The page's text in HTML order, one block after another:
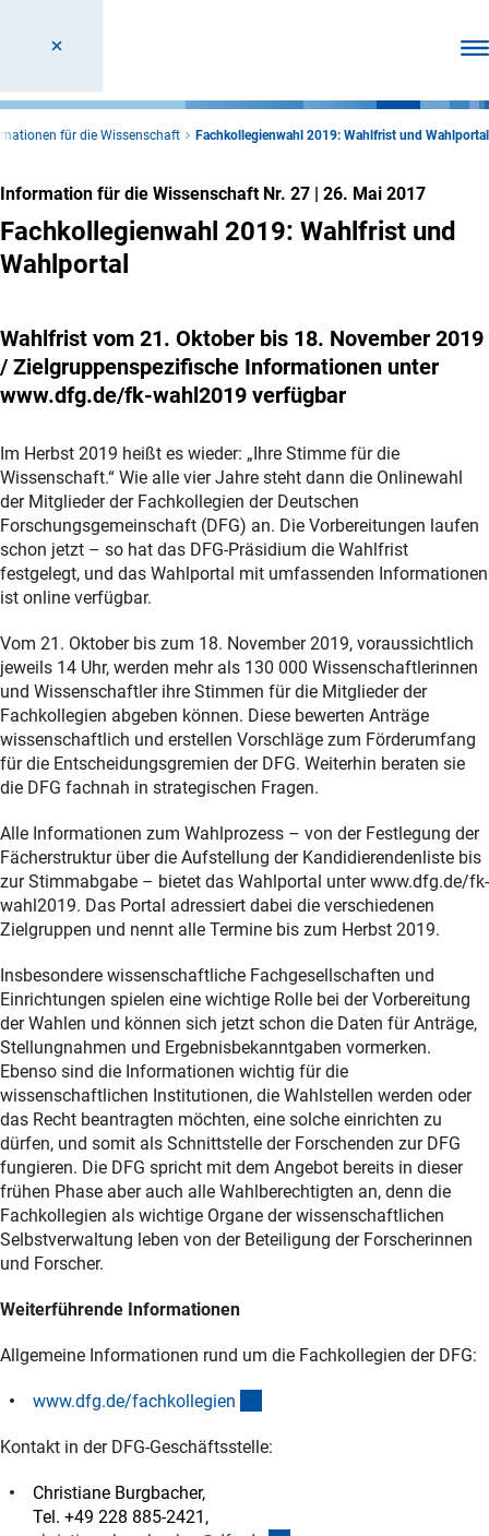
für die Wissenschaft Fachkollegienwahl 2019: Wahlfrist und Wahlportal
Information für die Wissenschaft Nr. 27 | 26. Mai 2017
Fachkollegienwahl 2019: Wahlfrist und
Wahlportal
Wahlfrist vom 21. Oktober bis 18. November 2019
/ Zielgruppenspezifische Informationen unter
www.dfg.de/fk-wahl2019 verfügbar
Im Herbst 2019 heißt es wieder: „Ihre Stimme für die
Wissenschaft.“ Wie alle vier Jahre steht dann die Onlinewahl
der Mitglieder der Fachkollegien der Deutschen
Forschungsgemeinschaft (DFG) an. Die Vorbereitungen laufen
schon jetzt – so hat das DFG-Präsidium die Wahlfrist
festgelegt, und das Wahlportal mit umfassenden Informationen
ist online verfügbar.
Vom 21. Oktober bis zum 18. November 2019, voraussichtlich
jeweils 14 Uhr, werden mehr als 130 000 Wissenschaftlerinnen
und Wissenschaftler ihre Stimmen für die Mitglieder der
Fachkollegien abgeben können. Diese bewerten Anträge
wissenschaftlich und erstellen Vorschläge zum Förderumfang
für die Entscheidungsgremien der DFG. Weiterhin beraten sie
die DFG fachnah in strategischen Fragen.
Alle Informationen zum Wahlprozess – von der Festlegung der
Fächerstruktur über die Aufstellung der Kandidierendenliste bis
zur Stimmabgabe – bietet das Wahlportal unter www.dfg.de/fk-
wahl2019. Das Portal adressiert dabei die verschiedenen
Zielgruppen und nennt alle Termine bis zum Herbst 2019.
Insbesondere wissenschaftliche Fachgesellschaften und
Einrichtungen spielen eine wichtige Rolle bei der Vorbereitung
der Wahlen und können sich jetzt schon die Daten für Anträge,
Stellungnahmen und Ergebnisbekanntgaben vormerken.
Ebenso sind die Informationen wichtig für die
wissenschaftlichen Institutionen, die Wahlstellen werden oder
das Recht beantragten möchten, eine solche einrichten zu
dürfen, und somit als Schnittstelle der Forschenden zur DFG
fungieren. Die DFG spricht mit dem Angebot bereits in dieser
frühen Phase aber auch alle Wahlberechtigten an, denn die
Fachkollegien als wichtige Organe der wissenschaftlichen
Selbstverwaltung leben von der Beteiligung der Forscherinnen
und Forscher.
Weiterführende Informationen
Allgemeine Informationen rund um die Fachkollegien der DFG:
www.dfg.de/fachkollegien
Kontakt in der DFG-Geschäftsstelle:
Christiane Burgbacher,
Tel. +49 228 885-2421,